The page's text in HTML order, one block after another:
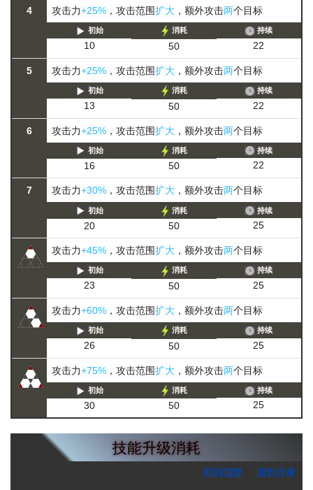
4 攻击力+25% ，攻击范围扩大 ，额外攻击两个目标
初始
10
消耗
50
持续
22
5 攻击力+25% ，攻击范围扩大 ，额外攻击两个目标
初始
13
消耗
50
持续
22
6 攻击力+25% ，攻击范围扩大 ，额外攻击两个目标
初始
16
消耗
50
持续
22
7 攻击力+30% ，攻击范围扩大 ，额外攻击两个目标
初始
20
消耗
50
持续
25
攻击力+45% ，攻击范围扩大 ，额外攻击两个目标
初始
23
消耗
50
持续
25
攻击力+60% ，攻击范围扩大 ，额外攻击两个目标
初始
26
消耗
50
持续
25
攻击力+75% ，攻击范围扩大 ，额外攻击两个目标
初始
30
消耗
50
持续
25
技能升级消耗
回到顶部 回到目录